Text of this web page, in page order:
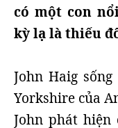
có một con
kỳ lạ là thiếu
John Haig
Yorkshire của
John phát